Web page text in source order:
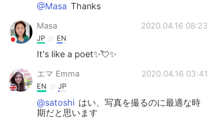
@Masa Thanks
Masa 2020.04.16 08:23
JP EN
It's like a poet✨💘✨
エマ Emma 2020.04.16 03:41
EN JP
@satoshi はい、写真を撮るのに最適な時
期だと思います